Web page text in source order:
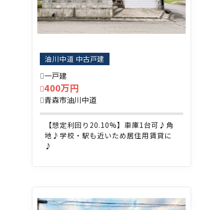
油川中道 中古戸建
一戸建
400万円
青森市油川中道
【想定利回り20.10%】車庫1台可♪角
地♪学校・駅も近いため居住用賃貸に
♪